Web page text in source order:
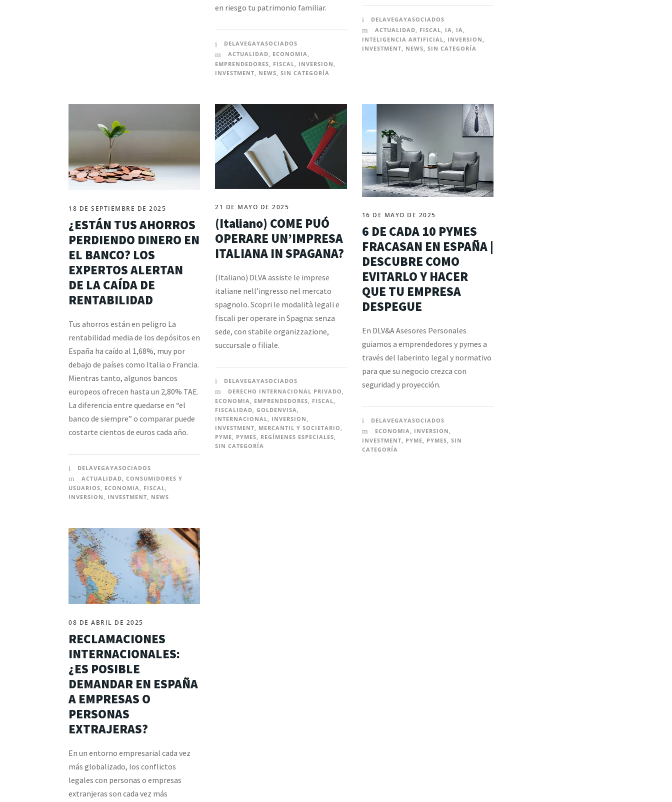
en riesgo tu patrimonio familiar.
DELAVEGAYASOCIADOS
ACTUALIDAD, ECONOMIA,
EMPRENDEDORES
FISCAL INVERSION
INVESTMENT
NEWS SIN CATEGORÍA
DELAVEGAYASOCIADOS
ACTUALIDAD, FISCAL, IA, IA,
INTELIGENCIA ARTIFICIAL, INVERSION ,
INVESTMENT, NEWS, SIN CATEGORÍA
18 DE SEPTIEMBRE DE 2025
¿ESTÁN TUS AHORROS
PERDIENDO DINERO EN
EL BANCO? LOS
EXPERTOS ALERTAN
DE LA CAÍDA DE
RENTABILIDAD
Tus ahorros están en peligro La
rentabilidad media de los depósitos en
España ha caído al 1,68%, muy por
debajo de países como Italia o Francia.
Mientras tanto, algunos bancos
europeos ofrecen hasta un 2,80% TAE.
La diferencia entre quedarse en “el
banco de siempre” o comparar puede
costarte cientos de euros cada año.
DELAVEGAYASOCIADOS
ACTUALIDAD, CONSUMIDORES Y
USUARIOS, ECONOMIA, FISCAL,
INVERSION , INVESTMENT, NEWS
21 DE MAYO DE 2025
(Italiano) COME PUÓ
OPERARE UN’IMPRESA
ITALIANA IN SPAGANA?
(Italiano) DLVA assiste le imprese
italiane nell’ingresso nel mercato
spagnolo. Scopri le modalità legali e
fiscali per operare in Spagna: senza
sede, con stabile organizzazione,
succursale o filiale.
DELAVEGAYASOCIADOS
DERECHO INTERNACIONAL PRIVADO ,
ECONOMIA, EMPRENDEDORES, FISCAL,
FISCALIDAD, GOLDENVISA,
INTERNACIONAL, INVERSION ,
INVESTMENT, MERCANTIL Y SOCIETARIO ,
PYME, PYMES, REGÍMENES ESPECIALES,
SIN CATEGORÍA
16 DE MAYO DE 2025
6 DE CADA 10 PYMES
FRACASAN EN ESPAÑA |
DESCUBRE COMO
EVITARLO Y HACER
QUE TU EMPRESA
DESPEGUE
En DLV&A Asesores Personales
guiamos a emprendedores y pymes a
través del laberinto legal y normativo
para que su negocio crezca con
seguridad y proyección.
DELAVEGAYASOCIADOS
ECONOMIA
INVERSION
INVESTMENT
PYME PYMES SIN
CATEGORÍA
08 DE ABRIL DE 2025
RECLAMACIONES
INTERNACIONALES:
¿ES POSIBLE
DEMANDAR EN ESPAÑA
A EMPRESAS O
PERSONAS
EXTRAJERAS?
En un entorno empresarial cada vez
más globalizado, los conflictos
legales con personas o empresas
extranjeras son cada vez más